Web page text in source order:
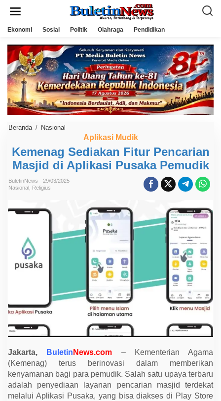
Ekonomi Sosial Politik Olahraga Pendidikan
Beranda / Nasional
e
n
a
g
S
n
F
n
c
n
a
s
j
i
d
d
Aplikasi Mudik
Kemenag Sediakan Fitur Pencarian
Masjid di Aplikasi Pusaka Pemudik
BuletinNews
29/03/2025
Nasional Religius
Jakarta, Buletin News.com – Kementerian Agama
(Kemenag) terus berinovasi dalam memberikan
kenyamanan bagi para pemudik. Salah satu upaya terbaru
adalah penyediaan layanan pencarian masjid terdekat
melalui Aplikasi Pusaka, yang bisa diakses di Play Store